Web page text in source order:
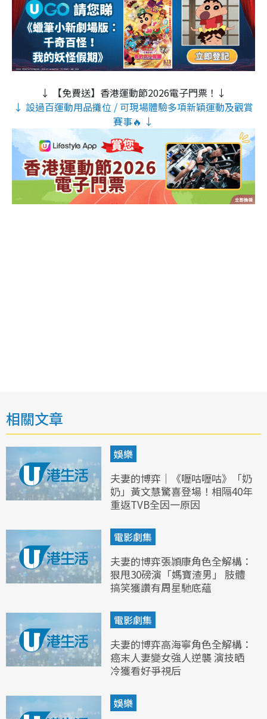
↓ 【免費送】香港運動節2026電子門票！↓
↓ 設過百運動用品攤位 / 可現場體驗多項新穎運動及觀賞
賽事🔥 ↓
相關文章
娛樂
夫妻的博弈｜《嚦咕嚦咕》「奶
奶」黃文慧驚喜登場！相隔40年
重返TVB全因一原因
電影劇集
夫妻的博弈張頴康角色全解構：
狠甩30磅演「媽寶渣男」 肢體
搞笑獲讚有周星馳底蘊
電影劇集
夫妻的博弈高海寧角色全解構：
癌末人妻變女強人逆襲 演技晒
冷獲看好爭視后
娛樂